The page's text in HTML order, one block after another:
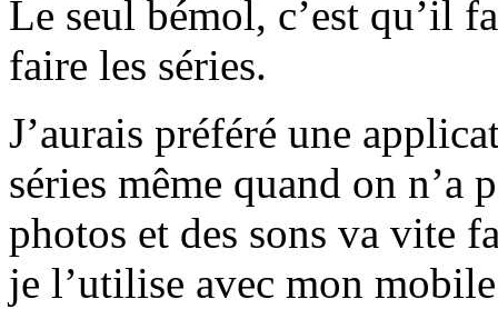
Le seul bémol, c’est qu’il
faire les séries.
J’aurais préféré une
séries même quand on n’a
photos et des sons va vite
je l’utilise avec mon